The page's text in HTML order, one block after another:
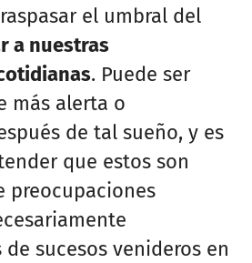
el umbral del
a nuestras
. Puede ser
más alerta o
de tal sueño, y es
que estos son
preocupaciones
sucesos venideros en